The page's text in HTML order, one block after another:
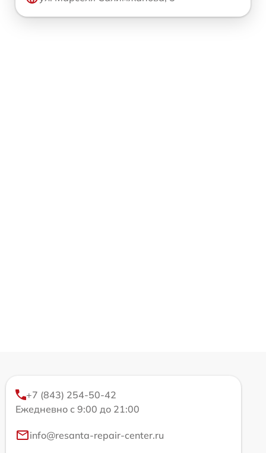
+7 (843) 254-50-42
Ежедневно с 9:00 до 21:00
info@resanta-repair-center.ru